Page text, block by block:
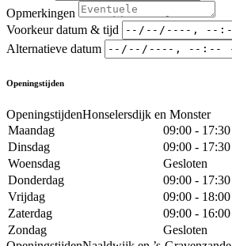
Opmerkingen
Voorkeur datum & tijd
Alternatieve datum
Openingstijden
OpeningstijdenHonselersdijk en Monster
Maandag
09:00 - 17:30
Dinsdag
09:00 - 17:30
Woensdag
Gesloten
Donderdag
09:00 - 17:30
Vrijdag
09:00 - 18:00
Zaterdag
09:00 - 16:00
Zondag
Gesloten